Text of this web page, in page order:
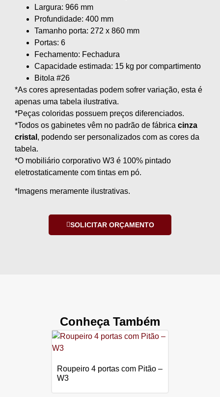
Largura: 966 mm
Profundidade: 400 mm
Tamanho porta: 272 x 860 mm
Portas: 6
Fechamento: Fechadura
Capacidade estimada: 15 kg por compartimento
Bitola #26
*As cores apresentadas podem sofrer variação, esta é
apenas uma tabela ilustrativa.
*Peças coloridas possuem preços diferenciados.
*Todos os gabinetes vêm no padrão de fábrica cinza
cristal , podendo ser personalizados com as cores da
tabela.
*O mobiliário corporativo W3 é 100% pintado
eletrostaticamente com tintas em pó.
*Imagens meramente ilustrativas.
SOLICITAR ORÇAMENTO
Conheça Também
Roupeiro 4 portas com Pitão –
W3